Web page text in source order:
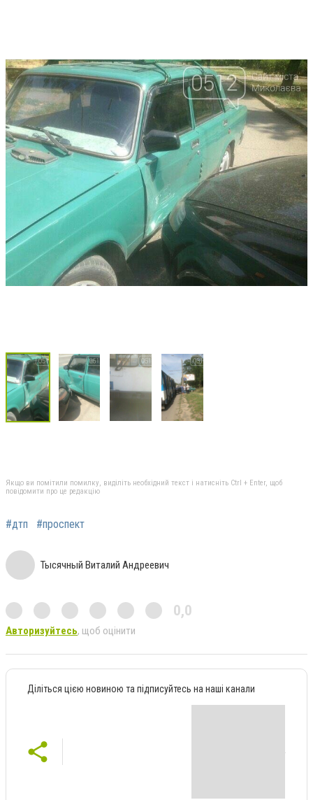
Якщо ви помітили помилку, виділіть необхідний текст і натисніть Ctrl + Enter, щоб
повідомити про це редакцію
#дтп #проспект
Тысячный Виталий Андреевич
0,0
Авторизуйтесь, щоб оцінити
Діліться цією новиною та підписуйтесь на наші канали